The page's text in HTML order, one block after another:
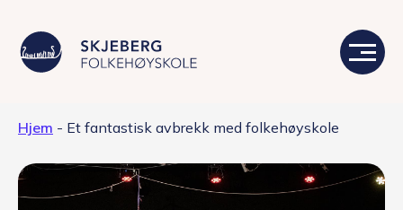
Livet på skolen
Hjem - Et fantastisk avbrekk med folkehøyskole